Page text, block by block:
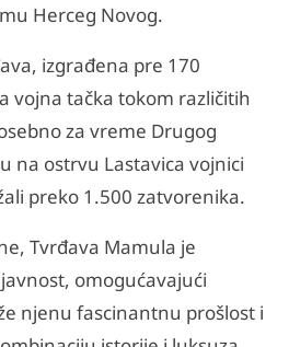
Herceg Novog.
izgrađena pre 170
vojna tačka tokom različitih
za vreme Drugog
na ostrvu Lastavica vojnici
preko 1.500 zatvorenika.
Tvrđava Mamula je
omogućavajući
njenu fascinantnu prošlost i